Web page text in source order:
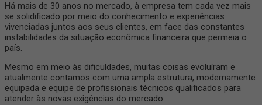
Há mais de 30 anos no mercado, à empresa tem cada vez mais
se solidificado por meio do conhecimento e experiências
vivenciadas juntos aos seus clientes, em face das constantes
instabilidades da situação econômica financeira que permeia o
país.
Mesmo em meio às dificuldades, muitas coisas evoluíram e
atualmente contamos com uma ampla estrutura, modernamente
equipada e equipe de profissionais técnicos qualificados para
atender às novas exigências do mercado.